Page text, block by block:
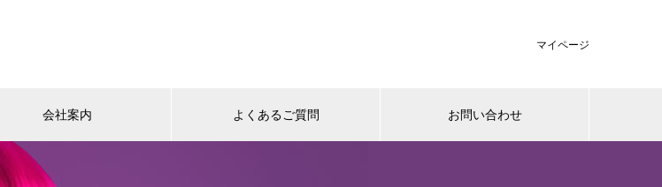
マイページ
会社案内 よくあるご質問 お問い合わせ